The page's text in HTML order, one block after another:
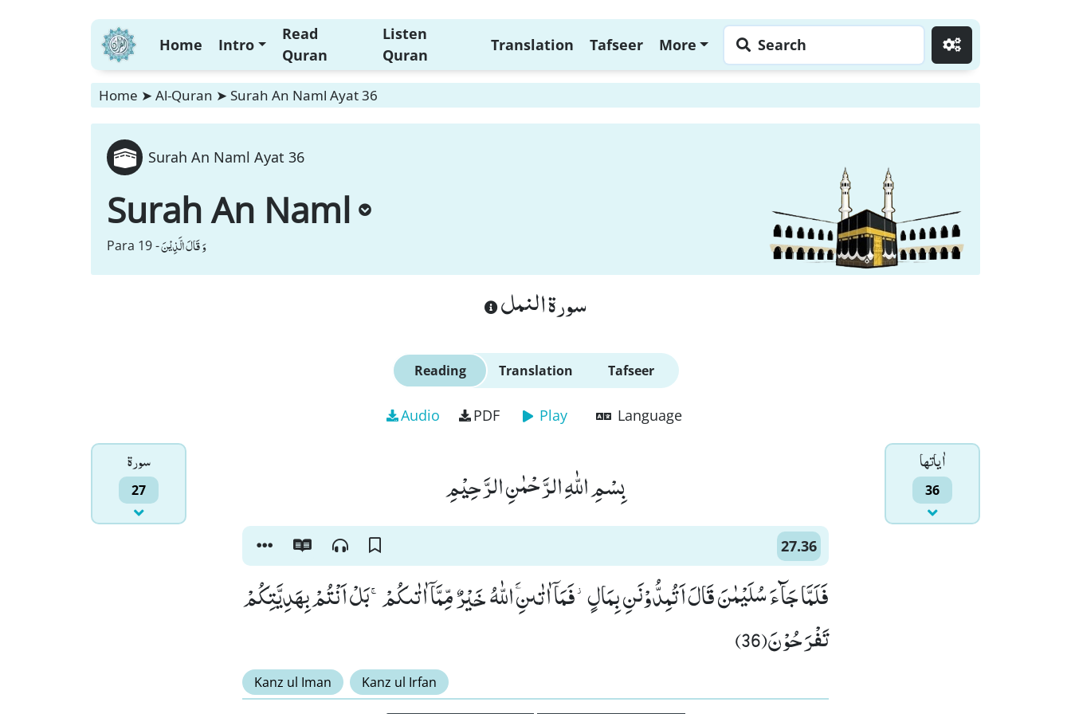
Home Intro
Read
Quran
Listen
Quran
Translation Tafseer More Search
Home ➤ Al-Quran ➤ Surah An Naml Ayat 36
Surah An Naml Ayat 36
Surah An Naml
Para 19 -وَ قَالَ الَّذِیْنَ
سورة النمل
Reading Translation Tafseer
Audio PDF Play Language
سورۃ
27
اٰياتها
36 بِسْمِ اللّٰهِ الرَّحْمٰنِ الرَّحِیْمِ
27.36
فَلَمَّا جَآءَ سُلَیْمٰنَ قَالَ اَتُمِدُّوْنَنِ بِمَالٍ٘-فَمَاۤ اٰتٰىنِﰯ اللّٰهُ خَیْرٌ مِّمَّاۤ اٰتٰىكُمْۚ-بَلْ اَنْتُمْ بِهَدِیَّتِكُمْ
تَفْرَحُوْنَ(36)
Kanz ul Iman Kanz ul Irfan